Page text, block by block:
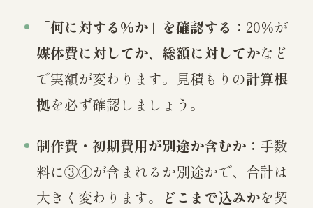
「何に対する％か」を確認する： 20%が
媒体費に対してか、総額に対してかなど
で実額が変わります。見積もりの計算根
拠を必ず確認しましょう。
制作費・初期費用が別途か含むか： 手数
料に③④が含まれるか別途かで、合計は
大きく変わります。
どこまで込みかを契